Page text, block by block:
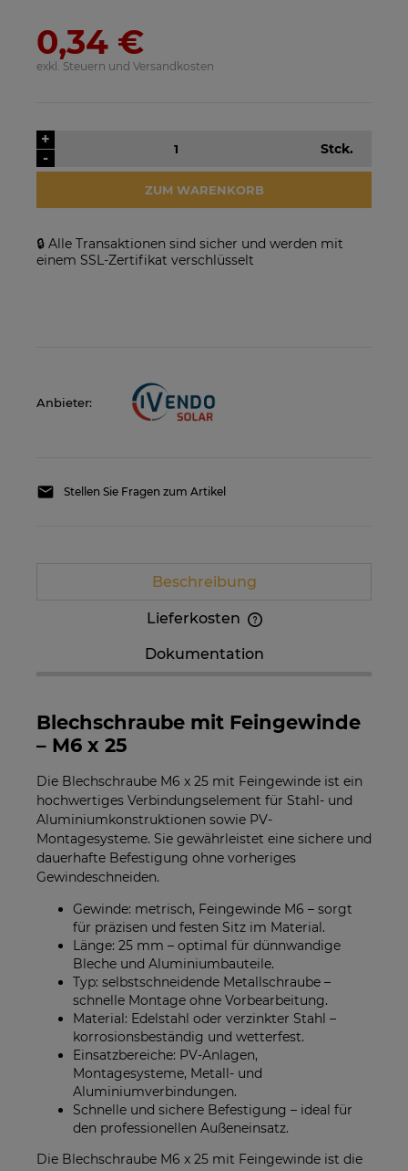
SE25K-RW00IBNM4
Netzwechselrichter
VERFÜGBARKEIT DER
60HIH BF
VERFÜGBARKEIT DER
0,34 €
exkl. Steuern und Versandkosten
-
+
Stck.
ZUM WARENKORB
🔒 Alle Transaktionen sind sicher und werden mit
einem SSL-Zertifikat verschlüsselt
Anbieter:
Stellen Sie Fragen zum Artikel
Beschreibung
Lieferkosten
enthalten. Die Versandkosten können höher
Dokumentation
Blechschraube mit Feingewinde
– M6 x 25
Die Blechschraube M6 x 25 mit Feingewinde ist ein
hochwertiges Verbindungselement für Stahl- und
Aluminiumkonstruktionen sowie PV-
Montagesysteme. Sie gewährleistet eine sichere und
dauerhafte Befestigung ohne vorheriges
Gewindeschneiden.
Gewinde: metrisch, Feingewinde M6 – sorgt
für präzisen und festen Sitz im Material.
Länge: 25 mm – optimal für dünnwandige
Bleche und Aluminiumbauteile.
Typ: selbstschneidende Metallschraube –
schnelle Montage ohne Vorbearbeitung.
Material: Edelstahl oder verzinkter Stahl –
korrosionsbeständig und wetterfest.
Einsatzbereiche: PV-Anlagen,
Montagesysteme, Metall- und
Aluminiumverbindungen.
Schnelle und sichere Befestigung – ideal für
den professionellen Außeneinsatz.
Die Blechschraube M6 x 25 mit Feingewinde ist die